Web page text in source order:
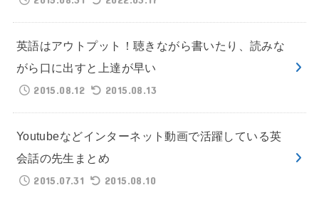
英語はアウトプット！聴きながら書いたり、読みな
がら口に出すと上達が早い
2015.08.12
2015.08.13
Youtubeなどインターネット動画で活躍している英
会話の先生まとめ
2015.07.31
2015.08.10